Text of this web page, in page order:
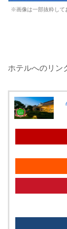
※画像は一部抜粋して
ホテルへのリン